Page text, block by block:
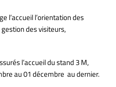
l’accueil l’orientation des
des visiteurs,
l’accueil du stand 3 M,
au 01 décembre au dernier.